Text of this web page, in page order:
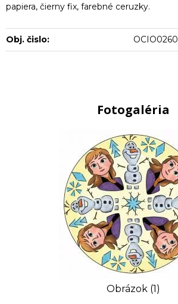
papiera, čierny fix, farebné ceruzky.
Obj. čislo: OCIO0260
Fotogaléria
Obrázok (1)